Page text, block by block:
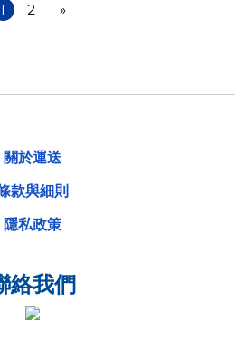
1 2 »
關於運送
款與細則
隱私政策
絡我們